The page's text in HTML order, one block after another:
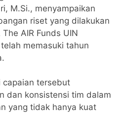
M.Si., menyampaikan
riset yang dilakukan
AIR Funds UIN
memasuki tahun
capaian tersebut
dan konsistensi tim dalam
yang tidak hanya kuat